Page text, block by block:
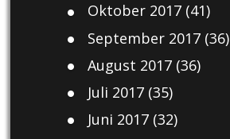
Oktober 2017(41)
September 2017(36)
August 2017(36)
Juli 2017(35)
Juni 2017(32)